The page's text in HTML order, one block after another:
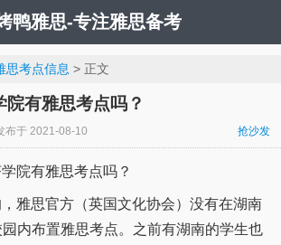
鸭雅思-专注雅思备考
思考点信息 > 正文
有雅思考点吗？
布于 2021-08-10 抢沙发
院有雅思考点吗？
雅思官方（英国文化协会）没有在湖南
内布置雅思考点。之前有湖南的学生也